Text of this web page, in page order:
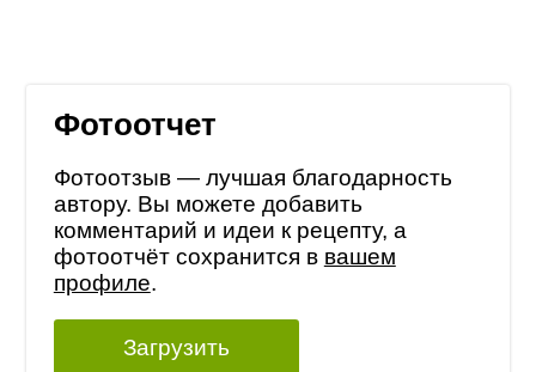
Фотоотчет
Фотоотзыв — лучшая благодарность
автору. Вы можете добавить
комментарий и идеи к рецепту, а
фотоотчёт сохранится в вашем
профиле.
Загрузить